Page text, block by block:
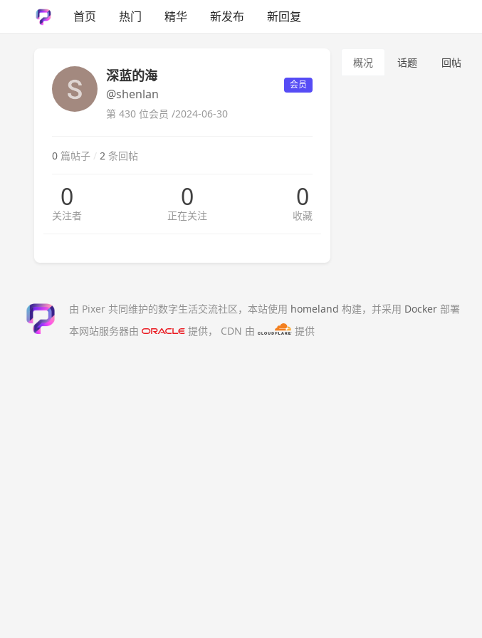
首页 热门 精华 新发布 新回复
深蓝的海
@shenlan
会员
第 430 位会员 /2024-06-30
0 篇帖子 / 2 条回帖
0
关注者
0
正在关注
0
收藏
概况 话题 回帖
由 Pixer 共同维护的数字生活交流社区，本站使用 homeland 构建，并采用 Docker 部署
本网站服务器由
提供， CDN 由 提供